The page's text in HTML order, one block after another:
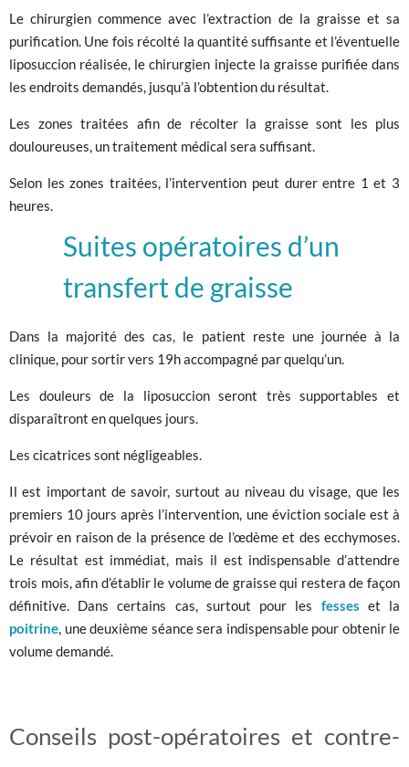
Le chirurgien commence avec l’extraction de la graisse et sa
purification. Une fois récolté la quantité suffisante et l’éventuelle
liposuccion réalisée, le chirurgien injecte la graisse purifiée dans
les endroits demandés, jusqu’à l’obtention du résultat.
Les zones traitées afin de récolter la graisse sont les plus
douloureuses, un traitement médical sera suffisant.
Selon les zones traitées, l’intervention peut durer entre 1 et 3
heures.
Suites opératoires d’un
transfert de graisse
Dans la majorité des cas, le patient reste une journée à la
clinique, pour sortir vers 19h accompagné par quelqu’un.
Les douleurs de la liposuccion seront très supportables et
disparaîtront en quelques jours.
Les cicatrices sont négligeables.
Il est important de savoir, surtout au niveau du visage, que les
premiers 10 jours après l’intervention, une éviction sociale est à
prévoir en raison de la présence de l’œdème et des ecchymoses.
Le résultat est immédiat, mais il est indispensable d’attendre
trois mois, afin d’établir le volume de graisse qui restera de façon
définitive. Dans certains cas, surtout pour les fesses et la
poitrine, une deuxième séance sera indispensable pour obtenir le
volume demandé.
Conseils post-opératoires et contre-